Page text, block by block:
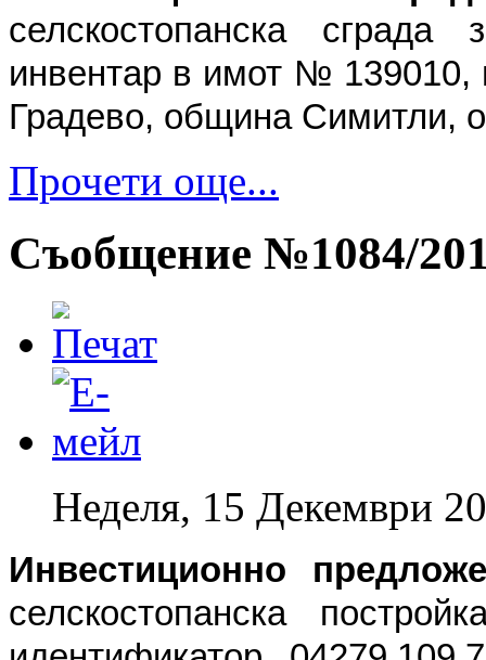
селскостопанска
инвентар в имот № 139010,
Градево, община Симитли,
Прочети още...
Съобщение №1084/
Неделя, 15 Декември
Инвестиционно
селскостопанска